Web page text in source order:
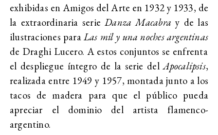
exhibidas en Amigos del Arte en 1932 y 1933, de
la extraordinaria serieDanza Macabra y de las
ilustraciones paraLas mil y una noches argentinas
de Draghi Lucero. A estos conjuntos se enfrenta
el despliegue íntegro de la serie delApocalipsis,
realizada entre 1949 y 1957, montada junto a los
tacos de madera para que el público pueda
apreciar el dominio del artista flamenco-
argentino.